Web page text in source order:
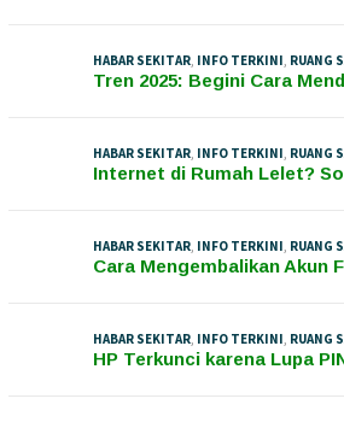
HABAR SEKITAR, INFO TERKINI, RUANG
Tren 2025: Begini Cara
HABAR SEKITAR, INFO TERKINI, RUANG
Internet di Rumah Lelet?
HABAR SEKITAR, INFO TERKINI, RUANG
Cara Mengembalikan Akun
HABAR SEKITAR, INFO TERKINI, RUANG
HP Terkunci karena Lupa